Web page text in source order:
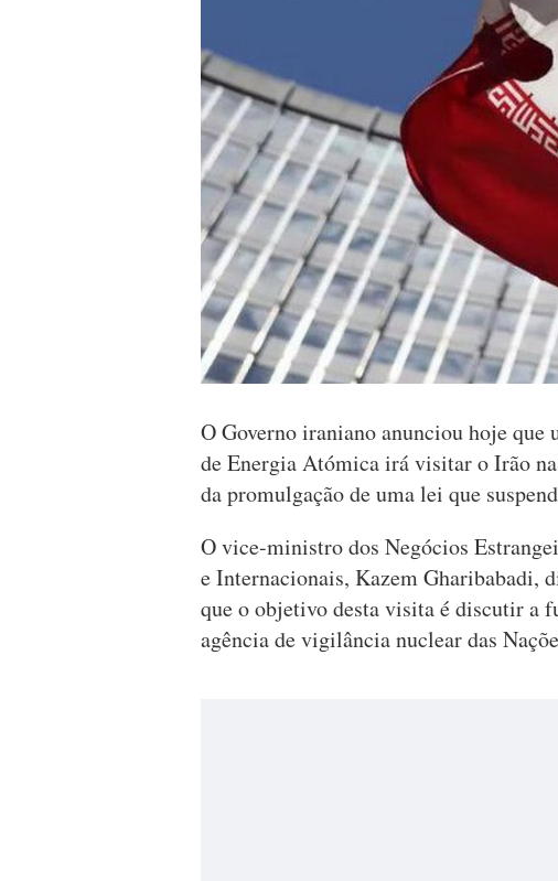
O Governo iraniano anunciou hoje
de Energia Atómica irá visitar o Irão
da promulgação de uma lei que
O vice-ministro dos Negócios
e Internacionais, Kazem Gharibabadi,
que o objetivo desta visita é discutir a
agência de vigilância nuclear das